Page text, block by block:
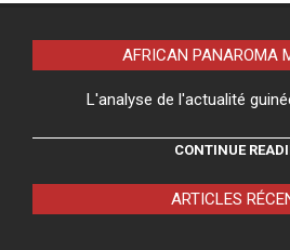
AFRICAN PANAROMA
L'analyse de l'actualité
CONTINUE
ARTICLES